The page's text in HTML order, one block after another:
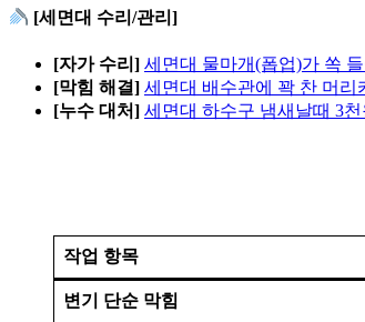
[세면대 수리/관리]
[자가 수리] 세면대 물마개(폽업)가 쏙
[막힘 해결] 세면대 배수관에 꽉 찬 머리
[누수 대처] 세면대 하수구 냄새날때 3천
작업 항목
변기 단순 막힘